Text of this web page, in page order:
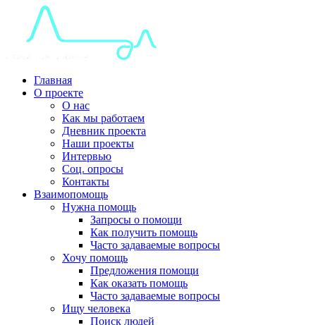
Главная
О проекте
О нас
Как мы работаем
Дневник проекта
Наши проекты
Интервью
Соц. опросы
Контакты
Взаимопомощь
Нужна помощь
Запросы о помощи
Как получить помощь
Часто задаваемые вопросы
Хочу помощь
Предложения помощи
Как оказать помощь
Часто задаваемые вопросы
Ищу человека
Поиск людей